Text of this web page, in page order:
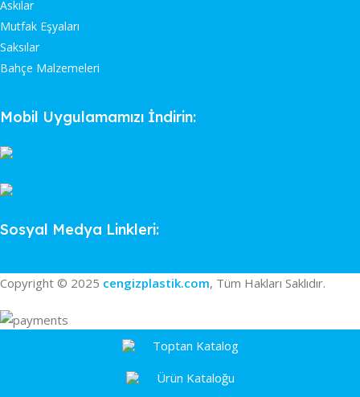
Askılar
Mutfak Eşyaları
Saksılar
Bahçe Malzemeleri
Mobil Uygulamamızı İndirin:
Sosyal Medya Linkleri:
Copyright © 2025 cengizplastik.com, Tüm Hakları Saklıdır.
Toptan Katalog
Ürün Kataloğu